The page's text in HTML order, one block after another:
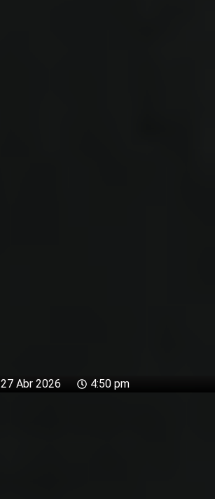
27 Abr 2026 4:50 pm